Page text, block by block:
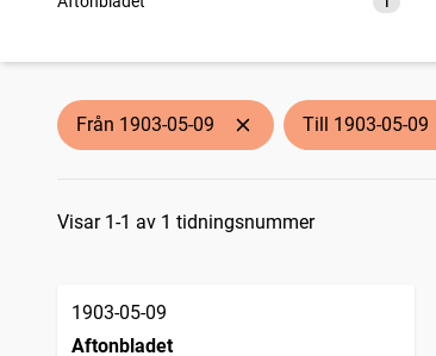
träffar
Från 1903-05-09 Till 1903-05-09
Sökresultat
Visar 1-1 av 1 tidningsnummer
1903-05-09
Aftonbladet